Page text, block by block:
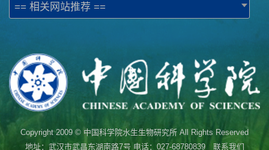
== 相关网站推荐 ==
Copyright 2009 © 中国科学院水生生物研究所 All Rights Reserved
地址：武汉市武昌东湖南路7号 电话：027-68780839 联系我们